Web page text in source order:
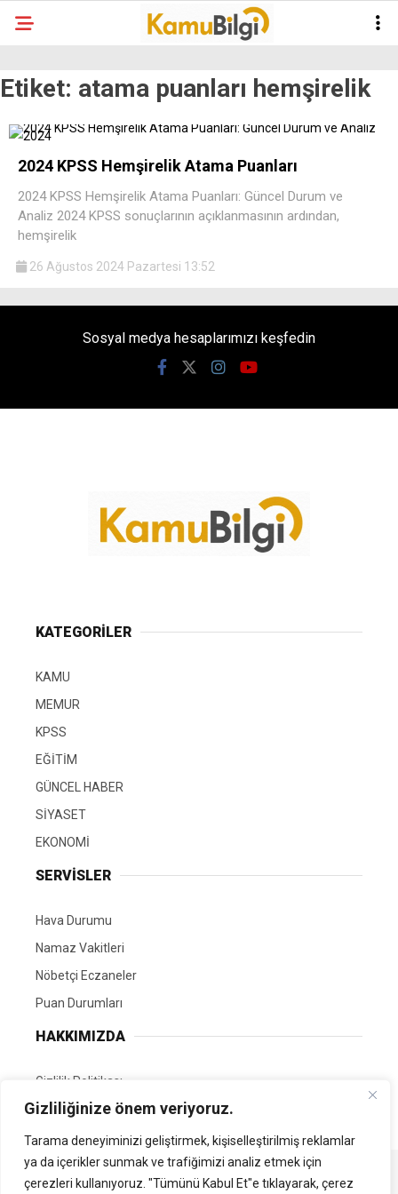
Gizliliğinize önem veriyoruz.
Tarama deneyiminizi geliştirmek, kişiselleştirilmiş reklamlar
ya da içerikler sunmak ve trafiğimizi analiz etmek için
çerezleri kullanıyoruz. "Tümünü Kabul Et"e tıklayarak, çerez
Etiket: atama puanları hemşirelik
2024 KPSS Hemşirelik Atama Puanları
2024 KPSS Hemşirelik Atama Puanları: Güncel Durum ve
Analiz 2024 KPSS sonuçlarının açıklanmasının ardından,
hemşirelik
26 Ağustos 2024 Pazartesi 13:52
Sosyal medya hesaplarımızı keşfedin
KATEGORİLER
KAMU
MEMUR
KPSS
EĞİTİM
GÜNCEL HABER
SİYASET
EKONOMİ
SERVİSLER
Hava Durumu
Namaz Vakitleri
Nöbetçi Eczaneler
Puan Durumları
HAKKIMIZDA
Gizlilik Politikası
GÖNÜLLÜ EDİTÖRÜMÜZ OL
Tüm Hakları Saklıdır. | Kamubilgi.com | 2026